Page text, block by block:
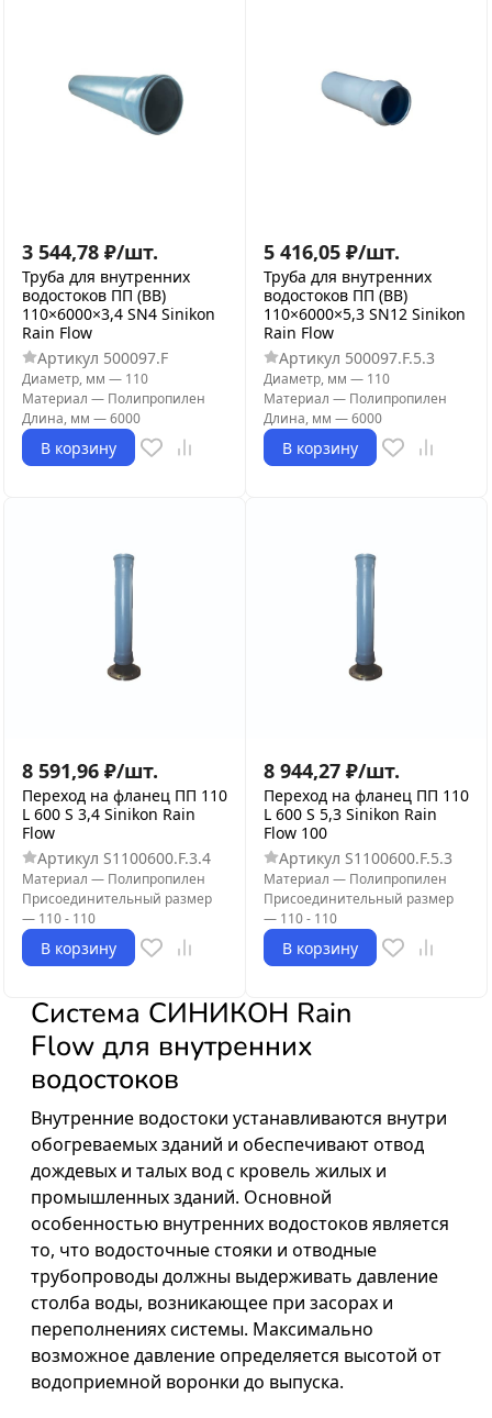
3 544,78 ₽/шт.
Труба для внутренних
водостоков ПП (ВВ)
110×6000×3,4 SN4 Sinikon
Rain Flow
Артикул 500097.F
Диаметр, мм — 110
Материал — Полипропилен
Длина, мм —6000
В корзину
5 416,05 ₽/шт.
Труба для внутренних
водостоков ПП (ВВ)
110×6000×5,3 SN12 Sinikon
Rain Flow
Артикул 500097.F.5.3
Диаметр, мм — 110
Материал — Полипропилен
Длина, мм —6000
В корзину
8 591,96 ₽/шт.
Переход на фланец ПП 110
L 600 S 3,4 Sinikon Rain
Flow
Артикул S1100600.F.3.4
Материал — Полипропилен
Присоединительный размер
— 110 - 110
В корзину
8 944,27 ₽/шт.
Переход на фланец ПП 110
L 600 S 5,3 Sinikon Rain
Flow 100
Артикул S1100600.F.5.3
Материал — Полипропилен
Присоединительный размер
— 110 - 110
В корзину
Система СИНИКОН Rain
Flow для внутренних
водостоков
Внутренние водостоки устанавливаются внутри
обогреваемых зданий и обеспечивают отвод
дождевых и талых вод с кровель жилых и
промышленных зданий. Основной
особенностью внутренних водостоков является
то, что водосточные стояки и отводные
трубопроводы должны выдерживать давление
столба воды, возникающее при засорах и
переполнениях системы. Максимально
возможное давление определяется высотой от
водоприемной воронки до выпуска.